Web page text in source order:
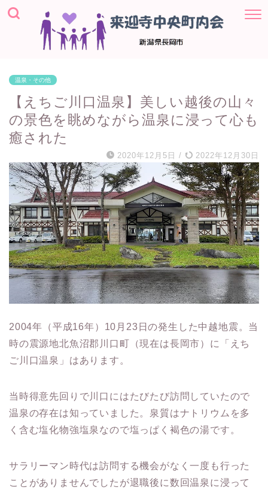
温泉・その他
【えちご川口温泉】美しい越後の山々
の景色を眺めながら温泉に浸って心も
癒された
2020年12月5日 / 2022年12月30日
2004年（平成16年）10月23日の発生した中越地震。当
時の震源地北魚沼郡川口町（現在は長岡市）に「えち
ご川口温泉」はあります。
当時得意先回りで川口にはたびたび訪問していたので
温泉の存在は知っていました。泉質はナトリウムを多
く含む塩化物強塩泉なので塩っぱく褐色の湯です。
サラリーマン時代は訪問する機会がなく一度も行った
ことがありませんでしたが退職後に数回温泉に浸って